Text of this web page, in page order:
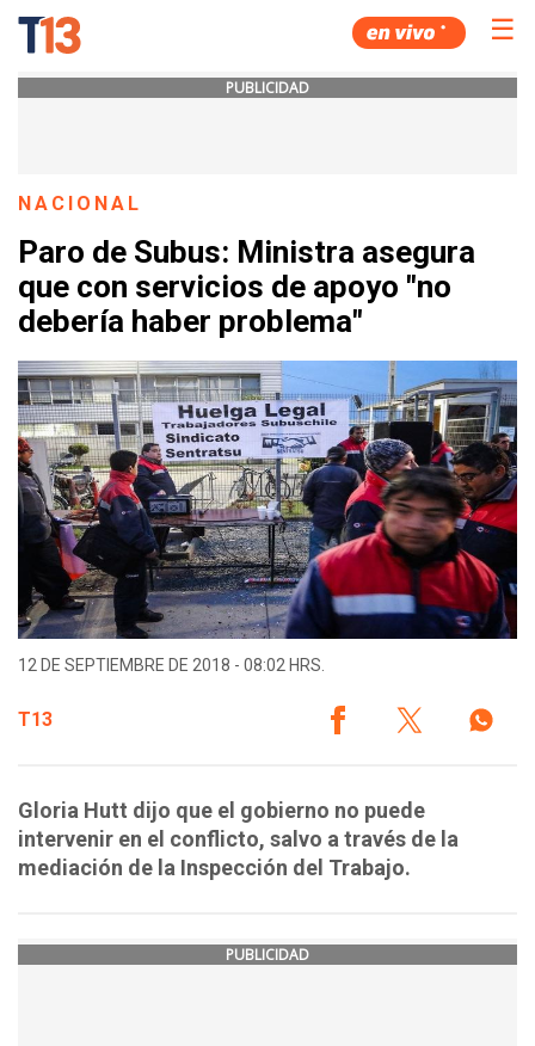
☰
PUBLICIDAD
NACIONAL
Paro de Subus: Ministra asegura
que con servicios de apoyo "no
debería haber problema"
12 DE SEPTIEMBRE DE 2018 - 08:02 HRS.
T13
Gloria Hutt dijo que el gobierno no puede
intervenir en el conflicto, salvo a través de la
mediación de la Inspección del Trabajo.
PUBLICIDAD